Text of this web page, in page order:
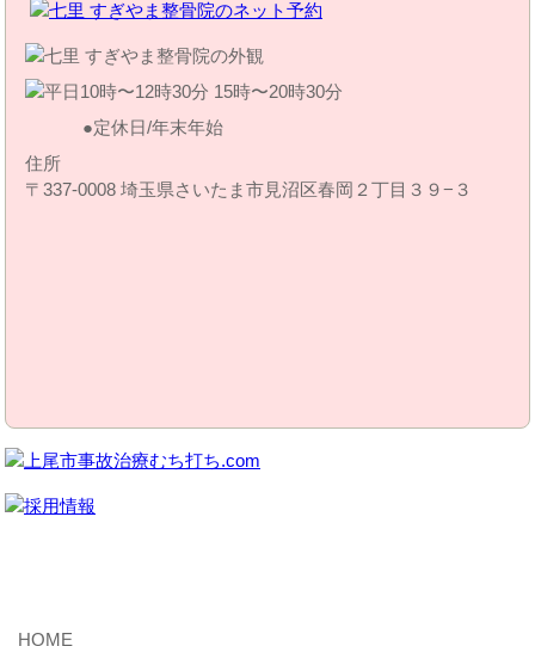
定休日/年末年始
住所
〒337-0008 埼玉県さいたま市見沼区春岡２丁目３９−３